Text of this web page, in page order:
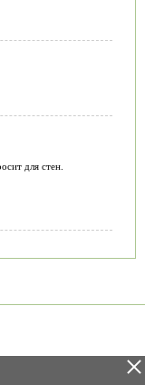
для стен.